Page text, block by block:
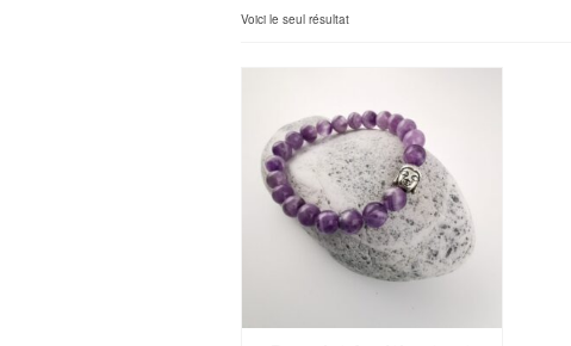
Voici le seul résultat